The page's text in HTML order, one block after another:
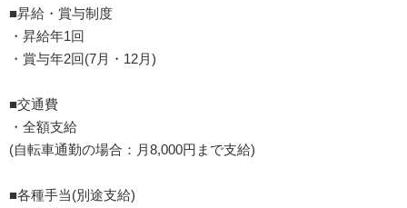
■昇給・賞与制度
・昇給年1回
・賞与年2回(7月・12月)
■交通費
・全額支給
(自転車通勤の場合：月8,000円まで支給)
■各種手当(別途支給)